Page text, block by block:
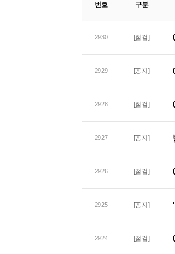
번호 구분
2930 [점검]
2929 [공지]
2928 [점검]
2927 [공지]
2926 [점검]
2925 [공지]
2924 [점검]